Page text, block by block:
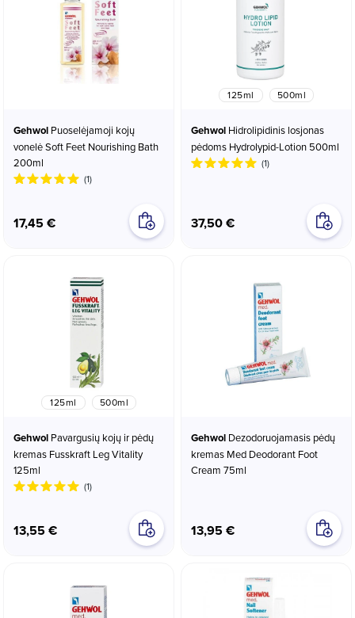
Gehwol
vonelė Soft Feet Nourishing Bath
200ml
(1)
17,45 €
125ml 500ml
Gehwol
pėdoms Hydrolypid-Lotion 500ml
(1)
37,50 €
125ml 500ml
Gehwol
kremas Fusskraft Leg Vitality
125ml
(1)
13,55 €
Gehwol
kremas Med Deodorant Foot
Cream 75ml
13,95 €